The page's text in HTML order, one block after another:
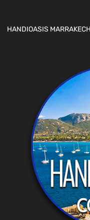
HANDIOASIS MARRAKECH